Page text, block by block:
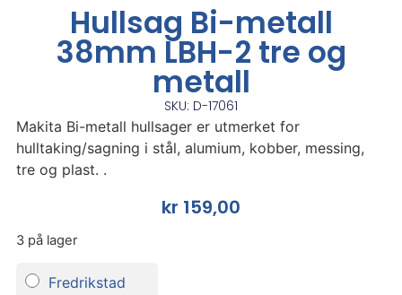
Hullsag Bi-metall
38mm LBH-2 tre og
metall
SKU: D-17061
Makita Bi-metall hullsager er utmerket for
hulltaking/sagning i stål, alumium, kobber, messing,
tre og plast. .
kr 159,00
3 på lager
Fredrikstad